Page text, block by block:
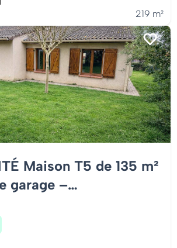
219 m²
Maison T5 de 135 m²
garage –